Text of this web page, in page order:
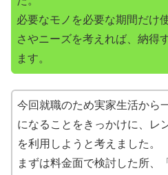
必要なモノを必要な期間だけ
さやニーズを考えれば、納得
ます。
今回就職のため実家生活から
になることをきっかけに、レ
を利用しようと考えました。
まずは料金面で検討した所、